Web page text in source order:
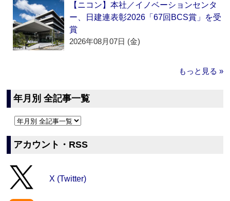
【ニコン】本社／イノベーションセンタ
ー、日建連表彰2026「67回BCS賞」を受
賞
2026年08月07日 (金)
もっと見る »
年月別 全記事一覧
アカウント・RSS
X (Twitter)